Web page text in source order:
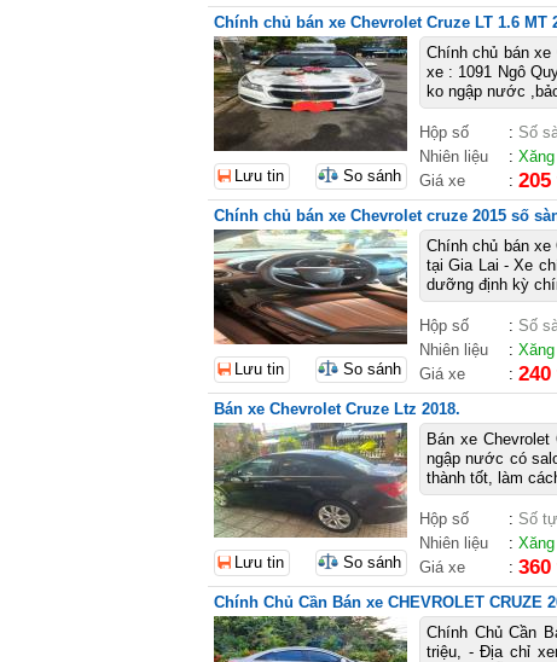
Chính chủ bán xe Chevrolet Cruze LT 1.6 MT
Chính chủ bán
xe : 1091 Ngô
ko ngập nước
Hộp số : Số
Nhiên liệu
: Xăng
Giá xe
:
Lưu tin So sánh
Chính chủ bán xe Chevrolet cruze 2015 số
Chính chủ bán
tại Gia Lai - Xe
dưỡng định kỳ
Hộp số : Số
Nhiên liệu
: Xăng
Giá xe
:
Lưu tin So sánh
Bán xe Chevrolet Cruze Ltz 2018.
Bán xe
ngập nước có
thành tốt, làm
Hộp số : Số
Nhiên liệu
: Xăng
Giá xe
:
Lưu tin So sánh
Chính Chủ Cần Bán xe CHEVROLET CRUZE
Chính Chủ Cần
triệu, - Địa chỉ